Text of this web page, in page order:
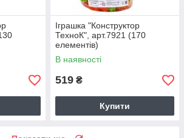
Іграшка "Конструктор
ТехноК", арт.7921 (170
елементів)
В наявності
519 ₴
Купити